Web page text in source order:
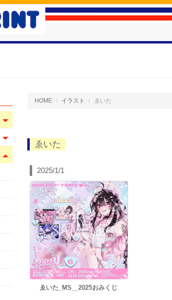
HOME イラスト ゑいた
ゑいた
2025/1/1
ゑいた_MS__2025おみくじ